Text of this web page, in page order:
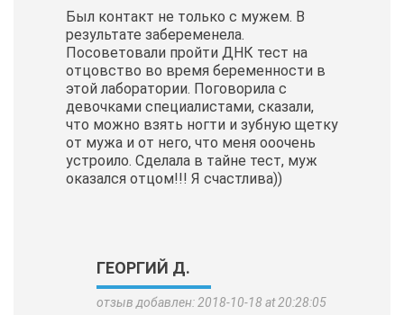
Был контакт не только с мужем. В
результате забеременела.
Посоветовали пройти ДНК тест на
отцовство во время беременности в
этой лаборатории. Поговорила с
девочками специалистами, сказали,
что можно взять ногти и зубную щетку
от мужа и от него, что меня ооочень
устроило. Сделала в тайне тест, муж
оказался отцом!!! Я счастлива))
ГЕОРГИЙ Д.
отзыв добавлен: 2018-10-18 at 20:28:05